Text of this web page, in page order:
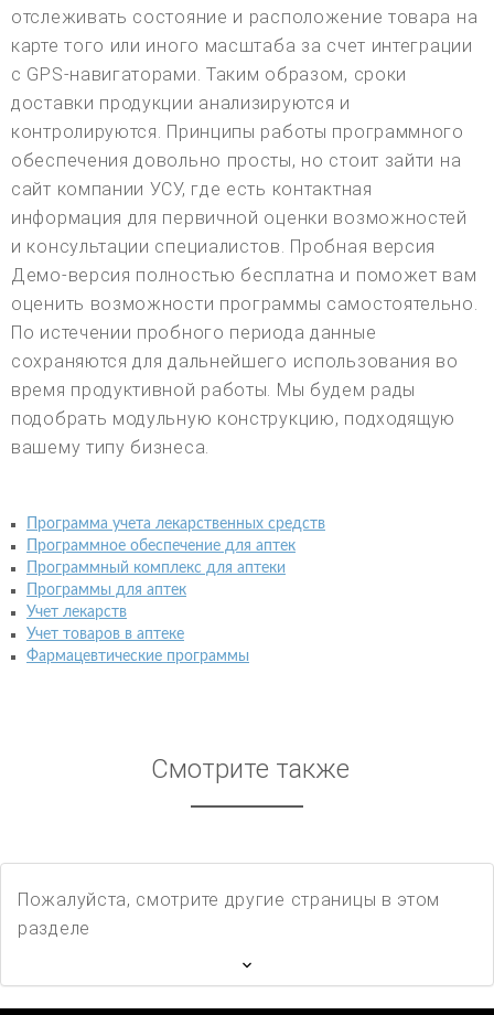
отслеживать состояние и расположение товара на
карте того или иного масштаба за счет интеграции
с GPS-навигаторами. Таким образом, сроки
доставки продукции анализируются и
контролируются. Принципы работы программного
обеспечения довольно просты, но стоит зайти на
сайт компании УСУ, где есть контактная
информация для первичной оценки возможностей
и консультации специалистов. Пробная версия
Демо-версия полностью бесплатна и поможет вам
оценить возможности программы самостоятельно.
По истечении пробного периода данные
сохраняются для дальнейшего использования во
время продуктивной работы. Мы будем рады
подобрать модульную конструкцию, подходящую
вашему типу бизнеса.
Программа учета лекарственных средств
Программное обеспечение для аптек
Программный комплекс для аптеки
Программы для аптек
Учет лекарств
Учет товаров в аптеке
Фармацевтические программы
Смотрите также
Пожалуйста, смотрите другие страницы в этом
разделе